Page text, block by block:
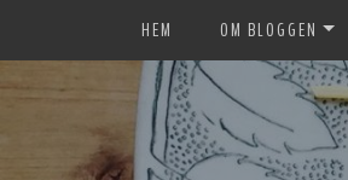
HEM OM BLOGGEN